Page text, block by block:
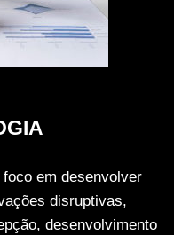
em desenvolver
disruptivas,
desenvolvimento